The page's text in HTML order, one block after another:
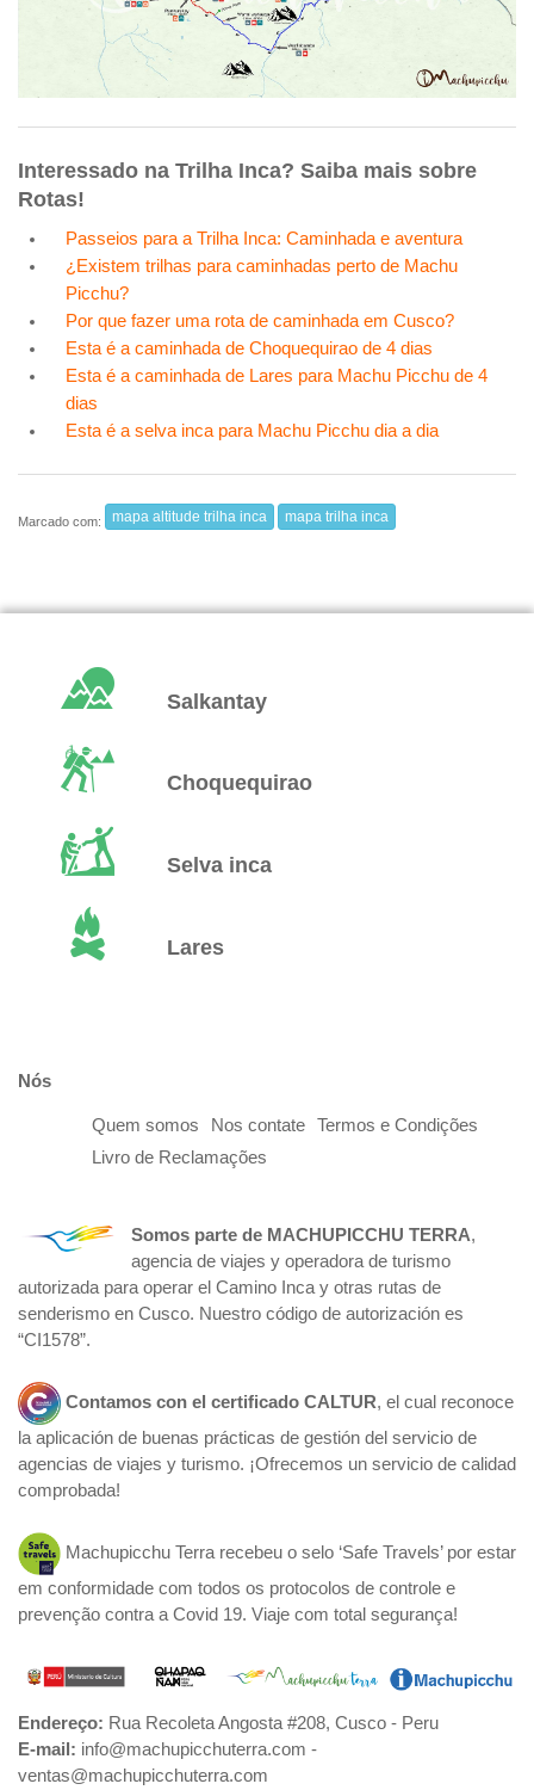
Interessado na Trilha Inca? Saiba mais sobre
Rotas!
Passeios para a Trilha Inca: Caminhada e aventura
¿Existem trilhas para caminhadas perto de Machu
Picchu?
Por que fazer uma rota de caminhada em Cusco?
Esta é a caminhada de Choquequirao de 4 dias
Esta é a caminhada de Lares para Machu Picchu de 4
dias
Esta é a selva inca para Machu Picchu dia a dia
Marcado com: mapa altitude trilha inca mapa trilha inca
Salkantay
Choquequirao
Selva inca
Lares
Nós
Quem somos Nos contate
Termos e Condições
Livro de Reclamações
Somos parte de MACHUPICCHU TERRA,
agencia de viajes y operadora de turismo
autorizada para operar el Camino Inca y otras rutas de
senderismo en Cusco. Nuestro código de autorización es
“CI1578”.
Contamos con el certificado CALTUR, el cual reconoce
la aplicación de buenas prácticas de gestión del servicio de
agencias de viajes y turismo. ¡Ofrecemos un servicio de calidad
comprobada!
Machupicchu Terra recebeu o selo ‘Safe Travels’ por estar
em conformidade com todos os protocolos de controle e
prevenção contra a Covid 19. Viaje com total segurança!
Endereço: Rua Recoleta Angosta #208, Cusco - Peru
E-mail: info@machupicchuterra.com -
ventas@machupicchuterra.com